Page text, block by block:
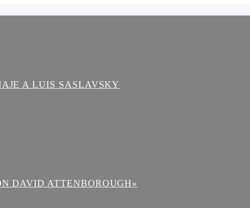
A LUIS SASLAVSKY
DAVID ATTENBOROUGH»